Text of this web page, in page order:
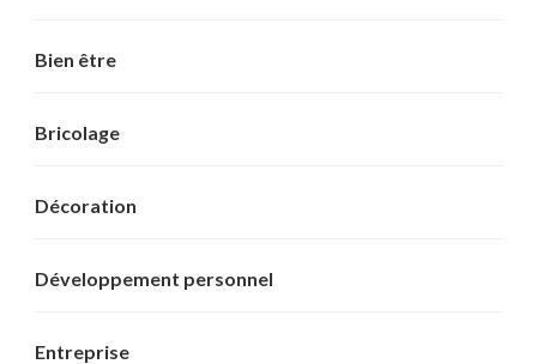
Bien être
Bricolage
Décoration
Développement personnel
Entreprise